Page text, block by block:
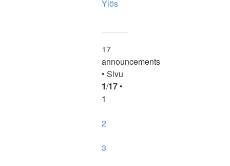
Ylös
17
announcements
• Sivu
1/17 •
1
2
3